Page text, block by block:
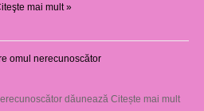
mai mult »
omul nerecunoscător
dăunează Citește mai mult